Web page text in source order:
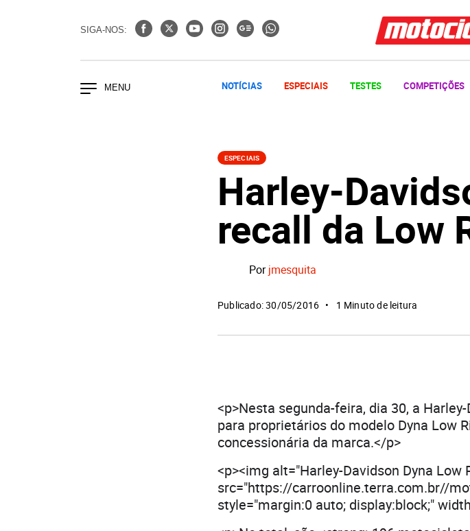
SIGA-NOS:
NOTÍCIAS ESPECIAIS TESTES COMPETIÇÕES
ESPECIAIS
Harley-
recall da Low
Porjmesquita
Publicado: 30/05/2016 1 Minuto de leitura
<p>Nesta segunda-feira, dia 30, a
para proprietários do modelo Dyna Low
concessionária da marca.</p>
<p><img alt="Harley-Davidson Dyna Low
src="https://carroonline.terra.com.br//
style="margin:0 auto; display:block;"